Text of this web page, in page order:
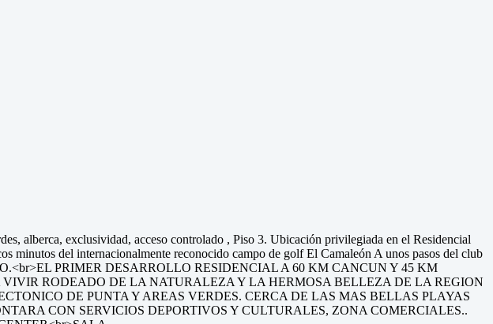
alberca, exclusividad, acceso controlado , Piso 3. Ubicación privilegiada en el Residencial
del internacionalmente reconocido campo de golf El Camaleón A unos pasos del club
PRIMER DESARROLLO RESIDENCIAL A 60 KM CANCUN Y 45 KM
RODEADO DE LA NATURALEZA Y LA HERMOSA BELLEZA DE LA REGION
DE PUNTA Y AREAS VERDES. CERCA DE LAS MAS BELLAS PLAYAS
CON SERVICIOS DEPORTIVOS Y CULTURALES, ZONA COMERCIALES..